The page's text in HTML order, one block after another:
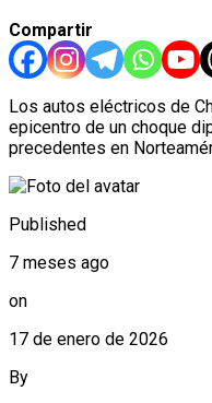
Compartir
Los autos eléctricos de
epicentro de un choque
precedentes en
Published
7 meses ago
on
17 de enero de 2026
By